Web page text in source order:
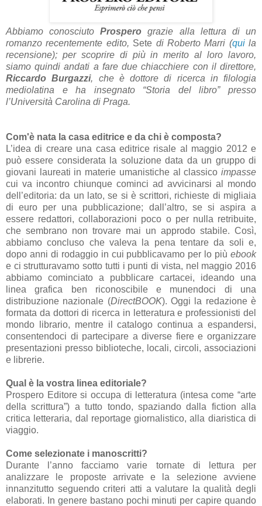
Abbiamo conosciutoProspero grazie alla lettura di un
romanzo recentemente edito, Sete di Roberto Marri (quila
recensione); per scoprire di più in merito al loro lavoro,
siamo quindi andati a fare due chiacchiere con il direttore,
Riccardo Burgazzi, che è dottore di ricerca in filologia
mediolatina e ha insegnato “Storia del libro” presso
l’Università Carolina di Praga.
Com'è nata la casa editrice e da chi è composta?
L’idea di creare una casa editrice risale al maggio 2012 e
può essere considerata la soluzione data da un gruppo di
giovani laureati in materie umanistiche al classico impasse
cui va incontro chiunque cominci ad avvicinarsi al mondo
dell’editoria: da un lato, se si è scrittori, richieste di migliaia
di euro per una pubblicazione; dall’altro, se si aspira a
essere redattori, collaborazioni poco o per nulla retribuite,
che sembrano non trovare mai un approdo stabile. Così,
abbiamo concluso che valeva la pena tentare da soli e,
dopo anni di rodaggio in cui pubblicavamo per lo più ebook
e ci strutturavamo sotto tutti i punti di vista, nel maggio 2016
abbiamo cominciato a pubblicare cartacei, ideando una
linea grafica ben riconoscibile e munendoci di una
distribuzione nazionale (DirectBOOK). Oggi la redazione è
formata da dottori di ricerca in letteratura e professionisti del
mondo librario, mentre il catalogo continua a espandersi,
consentendoci di partecipare a diverse fiere e organizzare
presentazioni presso biblioteche, locali, circoli, associazioni
e librerie.
Qual è la vostra linea editoriale?
Prospero Editore si occupa di letteratura (intesa come “arte
della scrittura”) a tutto tondo, spaziando dalla fiction alla
critica letteraria, dal reportage giornalistico, alla diaristica di
viaggio.
Come selezionate i manoscritti?
Durante l’anno facciamo varie tornate di lettura per
analizzare le proposte arrivate e la selezione avviene
innanzitutto seguendo criteri atti a valutare la qualità degli
elaborati. In genere bastano pochi minuti per capire quando